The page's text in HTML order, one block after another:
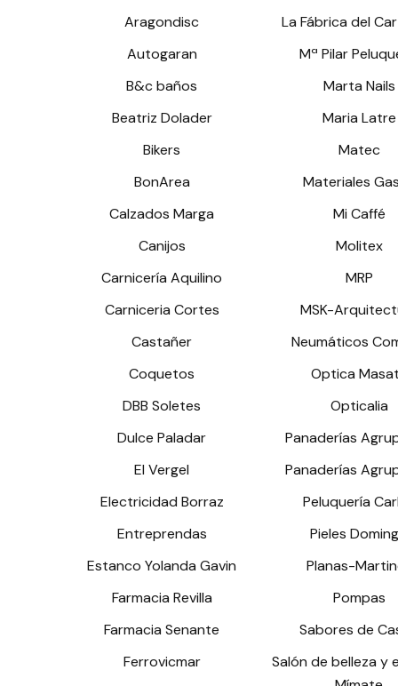
Aragondisc
La Fábrica del
Autogaran
Mª Pilar
B&c baños
Marta Nails
Beatriz Dolader
Maria Latre
Bikers
Matec
BonArea
Materiales
Calzados Marga
Mi Caffé
Canijos
Molitex
Carnicería Aquilino
MRP
Carniceria Cortes
MSK-
Castañer
Neumáticos
Coquetos
Optica
DBB Soletes
Opticalia
Dulce Paladar
Panaderías
El Vergel
Panaderías
Electricidad Borraz
Peluquería
Entreprendas
Pieles
Estanco Yolanda Gavin
Planas-
Farmacia Revilla
Pompas
Farmacia Senante
Sabores de
Ferrovicmar
Salón de belleza y